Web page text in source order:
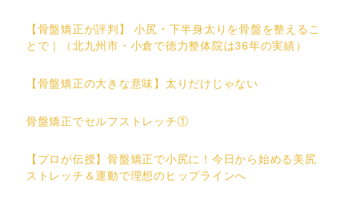
【骨盤矯正が評判】 小尻・下半身太りを骨盤を整えるこ
とで｜（北九州市・小倉で徳力整体院は36年の実績）
【骨盤矯正の大きな意味】太りだけじゃない
骨盤矯正でセルフストレッチ①
【プロが伝授】骨盤矯正で小尻に！今日から始める美尻
ストレッチ＆運動で理想のヒップラインへ